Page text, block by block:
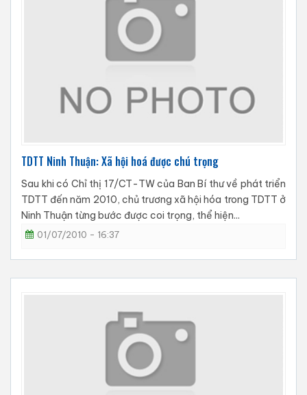
TDTT Ninh Thuận: Xã hội hoá được chú trọng
Sau khi có Chỉ thị 17/CT-TW của Ban Bí thư về phát triển
TDTT đến năm 2010, chủ trương xã hội hóa trong TDTT ở
Ninh Thuận từng bước được coi trọng, thể hiện...
01/07/2010 - 16:37